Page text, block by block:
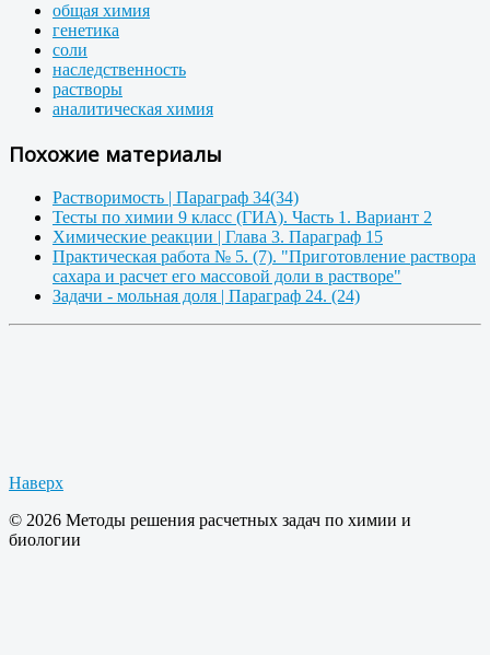
общая химия
генетика
соли
наследственность
растворы
аналитическая химия
Похожие материалы
Растворимость | Параграф 34(34)
Тесты по химии 9 класс (ГИА). Часть 1. Вариант 2
Химические реакции | Глава 3. Параграф 15
Практическая работа № 5. (7). "Приготовление раствора
сахара и расчет его массовой доли в растворе"
Задачи - мольная доля | Параграф 24. (24)
Наверх
© 2026 Методы решения расчетных задач по химии и
биологии